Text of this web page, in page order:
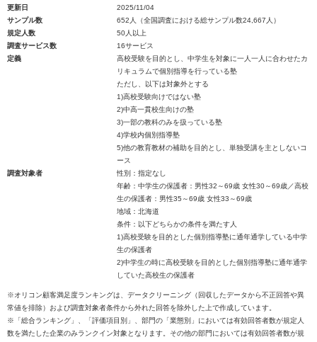
更新日
2025/11/04
サンプル数
652人（全国調査における総サンプル数24,667人）
規定人数
50人以上
調査サービス数
16サービス
定義
高校受験を目的とし、中学生を対象に一人一人に合わせたカ
リキュラムで個別指導を行っている塾
ただし、以下は対象外とする
1)高校受験向けではない塾
2)中高一貫校生向けの塾
3)一部の教科のみを扱っている塾
4)学校内個別指導塾
5)他の教育教材の補助を目的とし、単独受講を主としないコ
ース
調査対象者
性別：指定なし
年齢：中学生の保護者：男性32～69歳 女性30～69歳／高校
生の保護者：男性35～69歳 女性33～69歳
地域：北海道
条件：以下どちらかの条件を満たす人
1)高校受験を目的とした個別指導塾に通年通学している中学
生の保護者
2)中学生の時に高校受験を目的とした個別指導塾に通年通学
していた高校生の保護者
※オリコン顧客満足度ランキングは、データクリーニング（回収したデータから不正回答や異
常値を排除）および調査対象者条件から外れた回答を除外した上で作成しています。
※「総合ランキング」、「評価項目別」、部門の「業態別」においては有効回答者数が規定人
数を満たした企業のみランクイン対象となります。その他の部門においては有効回答者数が規